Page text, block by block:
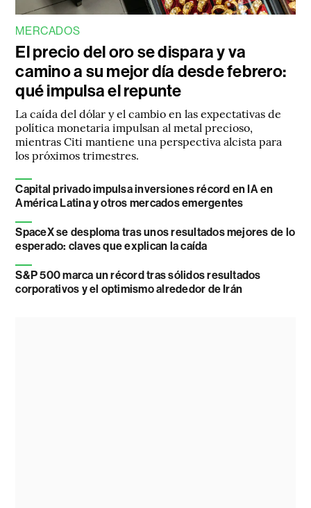
MERCADOS
El precio del oro se dispara y va
camino a su mejor día desde febrero:
qué impulsa el repunte
La caída del dólar y el cambio en las expectativas de
política monetaria impulsan al metal precioso,
mientras Citi mantiene una perspectiva alcista para
los próximos trimestres.
Capital privado impulsa inversiones récord en IA en
América Latina y otros mercados emergentes
SpaceX se desploma tras unos resultados mejores de lo
esperado: claves que explican la caída
S&P 500 marca un récord tras sólidos resultados
corporativos y el optimismo alrededor de Irán